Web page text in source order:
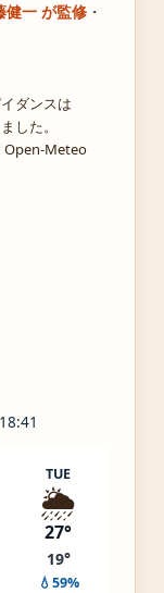
健一 が監修 ・
ダンスは
した。
Open-Meteo
18:41
TUE
🌦️
27°
19°
💧59%